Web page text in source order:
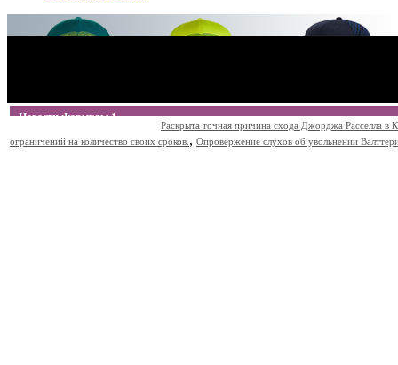
Новости Формулы 1
Раскрыта точная причина схода Джорджа Расселла в
ограничений на количество своих сроков. , Опровержение слухов об увольнении